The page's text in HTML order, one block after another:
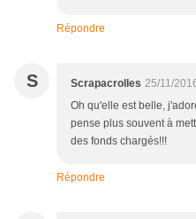
Répondre
S Scrapacrolles 25/11/
Oh qu'elle est belle,
pense plus souvent à
des fonds chargés!!!
Répondre